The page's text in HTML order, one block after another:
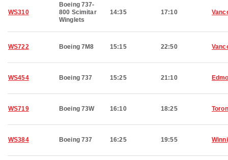
WS310
Boeing 737-
800 Scimitar
Winglets
14:35 17:10
WS722 Boeing 7M8 15:15 22:50
WS454 Boeing 737 15:25 21:10
WS719 Boeing 73W 16:10 18:25
WS384 Boeing 737 16:25 19:55